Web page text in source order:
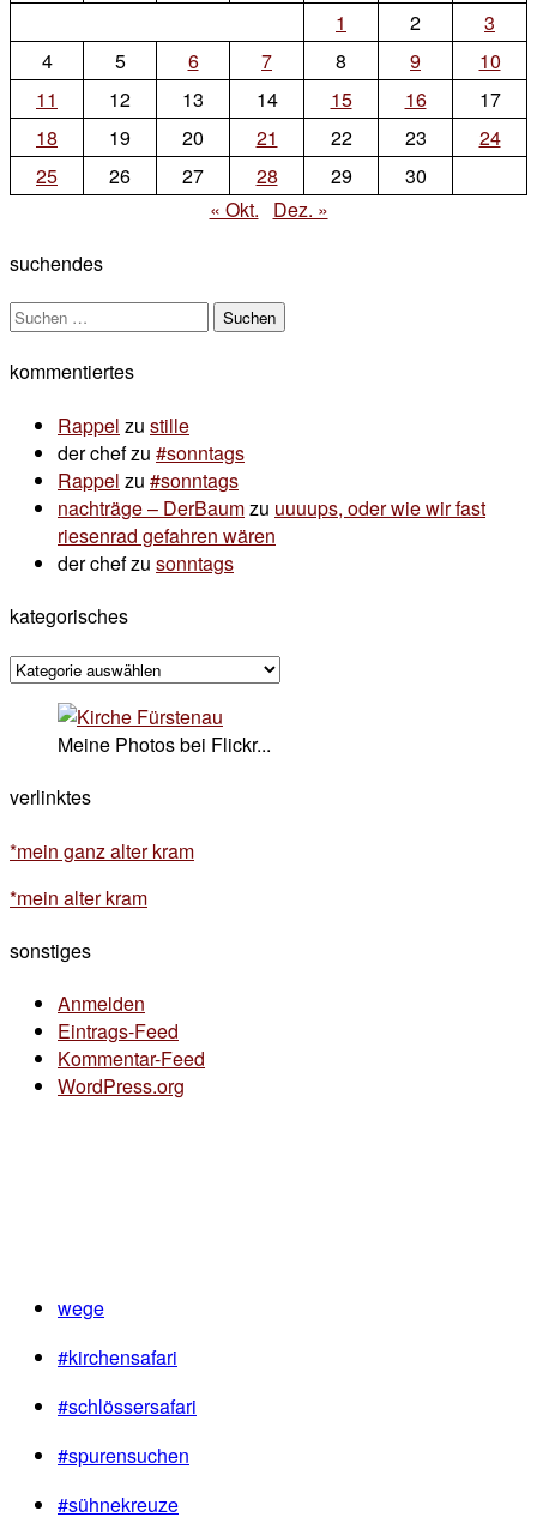
1
2
3
4
5 6 7 8 9
10
11
12 13 14 15 16
17
18
19 20 21 22 23
24
25
26 27 28 29
30
« Okt.
Dez. »
suchendes
Suchen
kommentiertes
Rappel zu stille
der chefzu #sonntags
Rappel zu #sonntags
nachträge – DerBaumzu uuuups, oder wie wir fast
riesenrad gefahren wären
der chefzu sonntags
kategorisches
kategorisches
Meine Photos bei Flickr...
verlinktes
*mein ganz alter kram
*mein alter kram
sonstiges
Anmelden
Eintrags-Feed
Kommentar-Feed
WordPress.org
wege
#kirchensafari
#schlössersafari
#spurensuchen
#sühnekreuze